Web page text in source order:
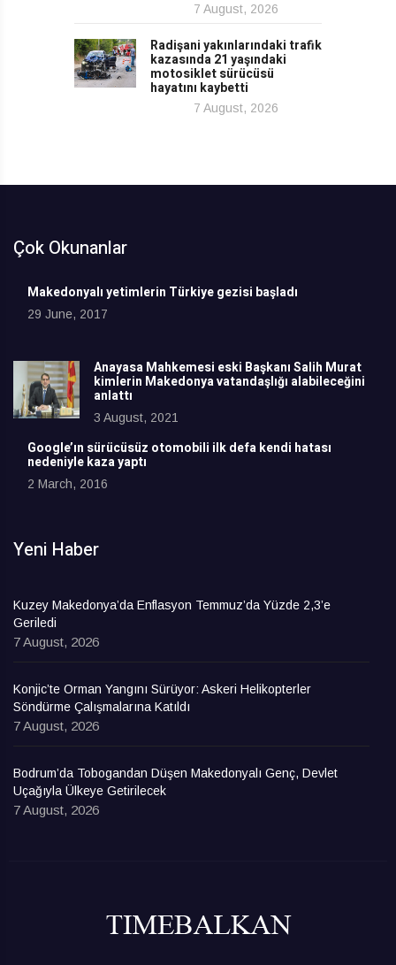
7 August, 2026
Radişani yakınlarındaki trafik
kazasında 21 yaşındaki
motosiklet sürücüsü
hayatını kaybetti
7 August, 2026
Çok Okunanlar
Makedonyalı yetimlerin Türkiye gezisi başladı
29 June, 2017
Anayasa Mahkemesi eski Başkanı Salih Murat
kimlerin Makedonya vatandaşlığı alabileceğini
anlattı
3 August, 2021
Google’ın sürücüsüz otomobili ilk defa kendi hatası
nedeniyle kaza yaptı
2 March, 2016
Yeni Haber
Kuzey Makedonya’da Enflasyon Temmuz’da Yüzde 2,3’e
Geriledi
7 August, 2026
Konjic’te Orman Yangını Sürüyor: Askeri Helikopterler
Söndürme Çalışmalarına Katıldı
7 August, 2026
Bodrum’da Tobogandan Düşen Makedonyalı Genç, Devlet
Uçağıyla Ülkeye Getirilecek
7 August, 2026